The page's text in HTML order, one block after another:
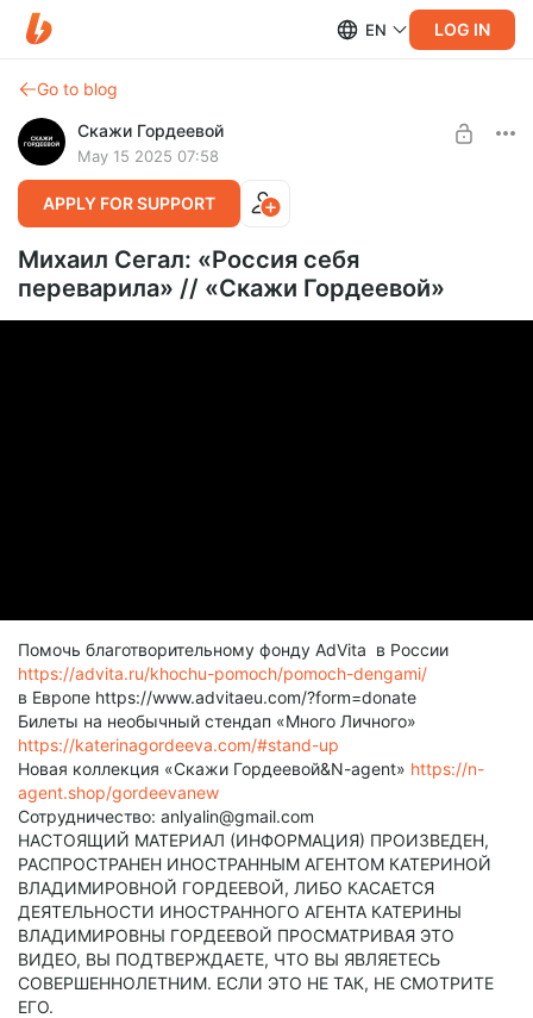
EN LOG IN
Go to blog
Скажи Гордеевой
May 15 2025 07:58
APPLY FOR SUPPORT
Михаил Сегал: «Россия себя
переварила» // «Скажи Гордеевой»
Помочь благотворительному фонду AdVita в России
https://advita.ru/khochu-pomoch/pomoch-dengami/
в Европе https://www.advitaeu.com/?form=donate
Билеты на необычный стендап «Много Личного»
https://katerinagordeeva.com/#stand-up
Новая коллекция «Скажи Гордеевой&N-agent» https://n-
agent.shop/gordeevanew
Сотрудничество: anlyalin@gmail.com
НАСТОЯЩИЙ МАТЕРИАЛ (ИНФОРМАЦИЯ) ПРОИЗВЕДЕН,
РАСПРОСТРАНЕН ИНОСТРАННЫМ АГЕНТОМ КАТЕРИНОЙ
ВЛАДИМИРОВНОЙ ГОРДЕЕВОЙ, ЛИБО КАСАЕТСЯ
ДЕЯТЕЛЬНОСТИ ИНОСТРАННОГО АГЕНТА КАТЕРИНЫ
ВЛАДИМИРОВНЫ ГОРДЕЕВОЙ ПРОСМАТРИВАЯ ЭТО
ВИДЕО, ВЫ ПОДТВЕРЖДАЕТЕ, ЧТО ВЫ ЯВЛЯЕТЕСЬ
СОВЕРШЕННОЛЕТНИМ. ЕСЛИ ЭТО НЕ ТАК, НЕ СМОТРИТЕ
ЕГО.